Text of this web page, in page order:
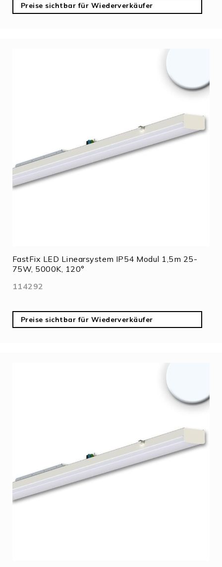
Preise sichtbar für Wiederverkäufer
FastFix LED Linearsystem IP54 Modul 1,5m 25-
75W, 5000K, 120°
114292
Preise sichtbar für Wiederverkäufer